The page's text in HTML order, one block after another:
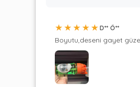
★★★★★D** Ö**
Boyutu,deseni gayet